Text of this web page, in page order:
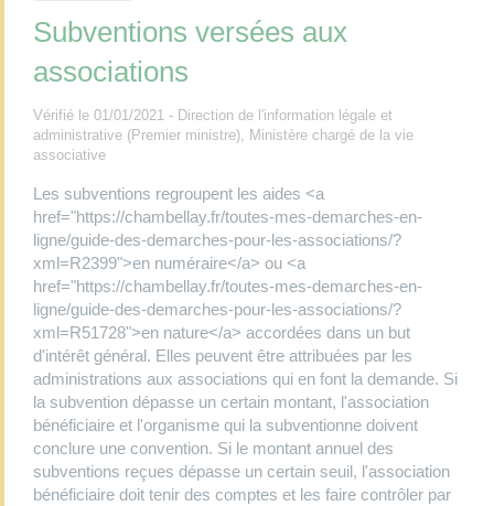
Subventions versées aux
associations
Vérifié le 01/01/2021 - Direction de l'information légale et
administrative (Premier ministre), Ministère chargé de la vie
associative
Les subventions regroupent les aides <a
href="https://chambellay.fr/toutes-mes-demarches-en-
ligne/guide-des-demarches-pour-les-associations/?
xml=R2399">en numéraire</a> ou <a
href="https://chambellay.fr/toutes-mes-demarches-en-
ligne/guide-des-demarches-pour-les-associations/?
xml=R51728">en nature</a> accordées dans un but
d'intérêt général. Elles peuvent être attribuées par les
administrations aux associations qui en font la demande. Si
la subvention dépasse un certain montant, l'association
bénéficiaire et l'organisme qui la subventionne doivent
conclure une convention. Si le montant annuel des
subventions reçues dépasse un certain seuil, l'association
bénéficiaire doit tenir des comptes et les faire contrôler par